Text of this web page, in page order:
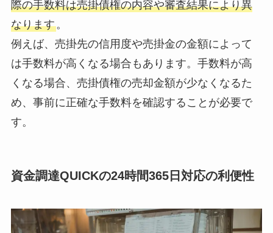
際の手数料は売掛債権の内容や審査結果により異
なります。
例えば、売掛先の信用度や売掛金の金額によって
は手数料が高くなる場合もあります。手数料が高
くなる場合、売掛債権の売却金額が少なくなるた
め、事前に正確な手数料を確認することが必要で
す。
資金調達QUICKの24時間365日対応の利便性